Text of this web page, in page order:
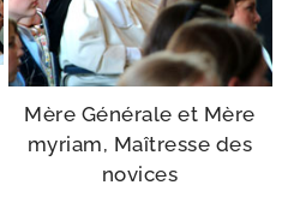
Mère Générale et Mère
myriam, Maîtresse des
novices